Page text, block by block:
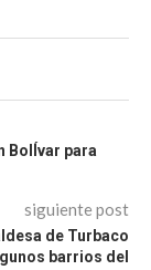
BolÍvar para
siguiente post
de Turbaco
barrios del